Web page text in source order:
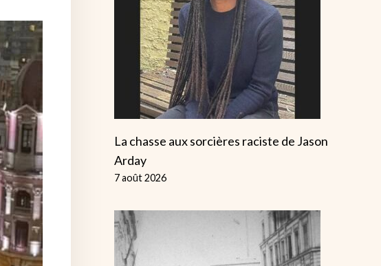
La chasse aux sorcières raciste de Jason
Arday
7 août 2026